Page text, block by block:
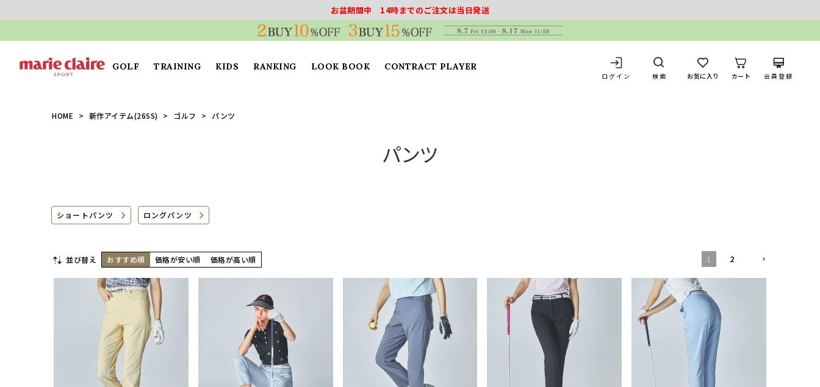
お盆期間中 14時までのご注文は当日発送
GOLF TRAINING KIDS RANKING LOOK BOOK CONTRACT PLAYER
ログイン 検索 お気に入り カート 会員登録
HOME 新作アイテム(26SS) ゴルフ パンツ
パンツ
ショートパンツ ロングパンツ
並び替え おすすめ順 価格が安い順 価格が高い順 1 2